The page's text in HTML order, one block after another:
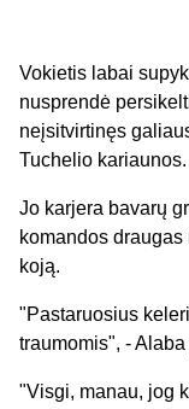
Vokietis labai
nusprendė
neįsitvirtinęs
Tuchelio kariaunos.
Jo karjera bavarų
komandos
koją.
"Pastaruosius
traumomis", -
"Visgi, manau, jog